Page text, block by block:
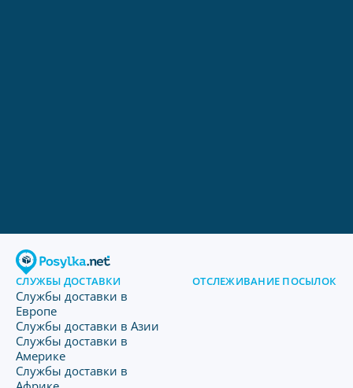
СЛУЖБЫ ДОСТАВКИ
Службы доставки в
Европе
Службы доставки в Азии
Службы доставки в
Америке
Службы доставки в
ОТСЛЕЖИВАНИЕ ПОСЫЛОК